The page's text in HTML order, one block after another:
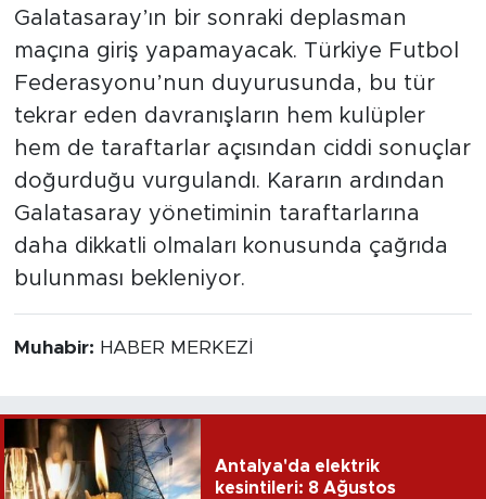
Galatasaray’ın bir sonraki deplasman
maçına giriş yapamayacak. Türkiye Futbol
Federasyonu’nun duyurusunda, bu tür
tekrar eden davranışların hem kulüpler
hem de taraftarlar açısından ciddi sonuçlar
doğurduğu vurgulandı. Kararın ardından
Galatasaray yönetiminin taraftarlarına
daha dikkatli olmaları konusunda çağrıda
bulunması bekleniyor.
Muhabir: HABER MERKEZİ
Antalya'da elektrik
kesintileri: 8 Ağustos